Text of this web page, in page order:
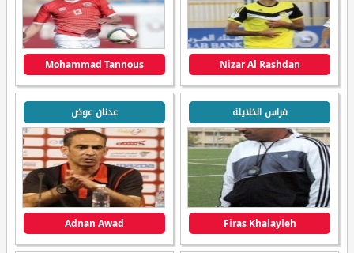
Nizar Al Rashdan
Mohammad Tannous
فراس الخلايلة
Firas Khalayleh
عدنان عوض
Adnan Awad